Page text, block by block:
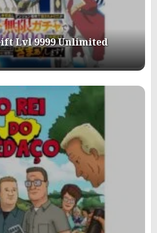
Lvl 9999 Unlimited